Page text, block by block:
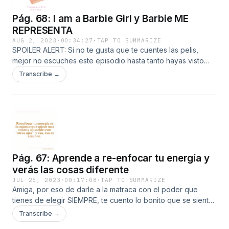
Pág. 68: I am a Barbie Girl y Barbie ME
REPRESENTA
AUG 2, 2023 · 00:34:27 · TAP TO SUMMARIZE
SPOILER ALERT: Si no te gusta que te cuentes las pelis,
mejor no escuches este episodio hasta tanto hayas visto
Barbie. Si no te interesa verla o te da lo mismo que te
cuentes, sigue escuchando. Te hablo de mi experiencia
Transcribe →
Pág. 67: Aprende a re-enfocar tu energía y
verás las cosas diferente
JUL 26, 2023 · 00:17:08 ·TAP TO SUMMARIZE
Amiga, por eso de darle a la matraca con el poder que
tienes de elegir SIEMPRE, te cuento lo bonito que se siente
cuando eliges, en una situación de mierda, dejar de
quejarte y RE-ENFOCAS tu energía en lo bueno o positivo
Transcribe →